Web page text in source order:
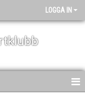
LOGGA IN